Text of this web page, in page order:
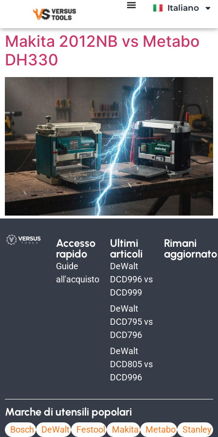
Italiano
English
Makita 2012NB vs Metabo
DH330
Accesso
rapido
Guide
all'acquisto
Ultimi
articoli
DeWalt
DCD996 vs
DCD999
DeWalt
DCD795 vs
DCD796
DeWalt
DCD805 vs
DCD996
Rimani
aggiornato
Marche di utensili popolari
Bosch DeWalt Festool Makita Metabo Stanley